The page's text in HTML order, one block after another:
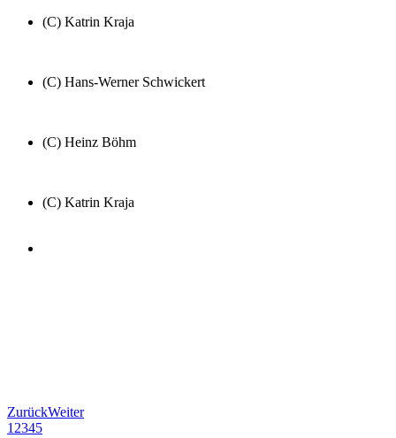
(C) Katrin Kraja
(C) Hans-Werner Schwickert
(C) Heinz Böhm
(C) Katrin Kraja
ZurückWeiter
1 2345